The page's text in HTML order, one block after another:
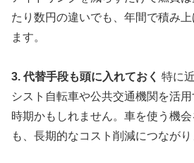
たり数円の違いでも、年間で積み
ます。
3. 代替手段も頭に入れておく 特に
シスト自転車や公共交通機関を活
時期かもしれません。車を使う機
も、長期的なコスト削減につながり